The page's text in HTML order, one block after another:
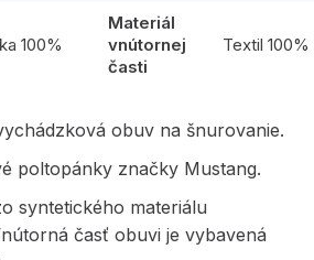
100%
Materiál
vnútornej
časti
Textil 100%
obuv na šnurovanie.
poltopánky značky Mustang.
syntetického materiálu
časť obuvi je vybavená